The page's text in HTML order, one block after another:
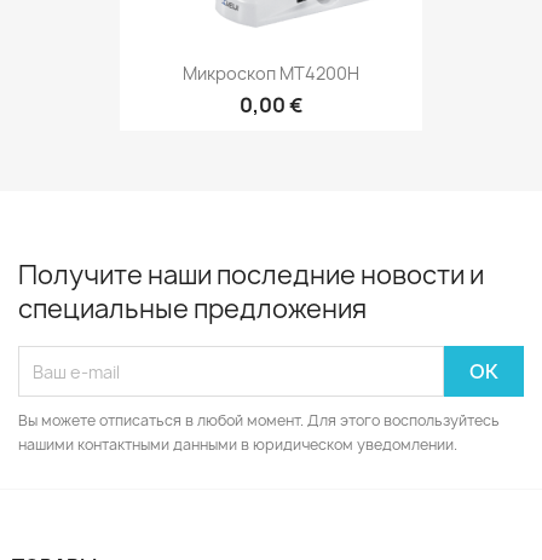
Микроскоп MT4200Н
0,00 €
Получите наши последние новости и
специальные предложения
Вы можете отписаться в любой момент. Для этого воспользуйтесь
нашими контактными данными в юридическом уведомлении.